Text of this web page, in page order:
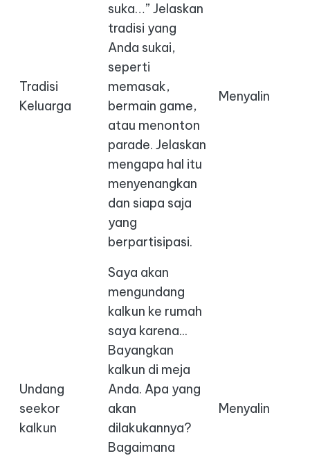
Tradisi
Keluarga
suka…” Jelaskan
tradisi yang
Anda sukai,
seperti
memasak,
bermain game,
atau menonton
parade. Jelaskan
mengapa hal itu
menyenangkan
dan siapa saja
yang
berpartisipasi.
Menyalin
Undang
seekor
kalkun
Saya akan
mengundang
kalkun ke rumah
saya karena...
Bayangkan
kalkun di meja
Anda. Apa yang
akan
dilakukannya?
Bagaimana
Menyalin